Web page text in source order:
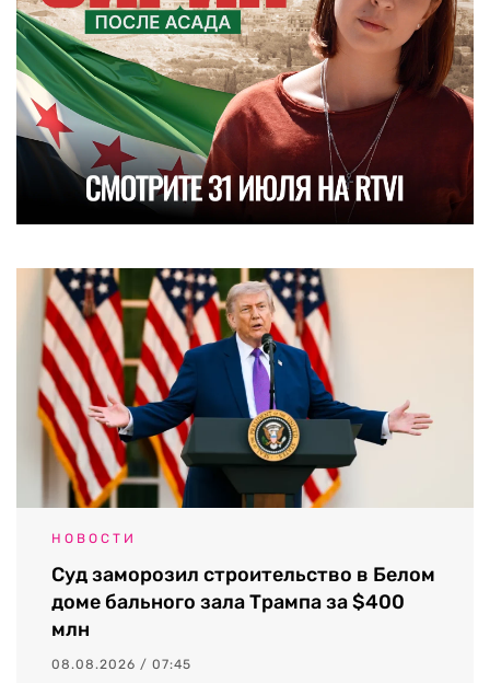
НОВОСТИ
Суд заморозил строительство в Белом
доме бального зала Трампа за $400
млн
08.08.2026 / 07:45